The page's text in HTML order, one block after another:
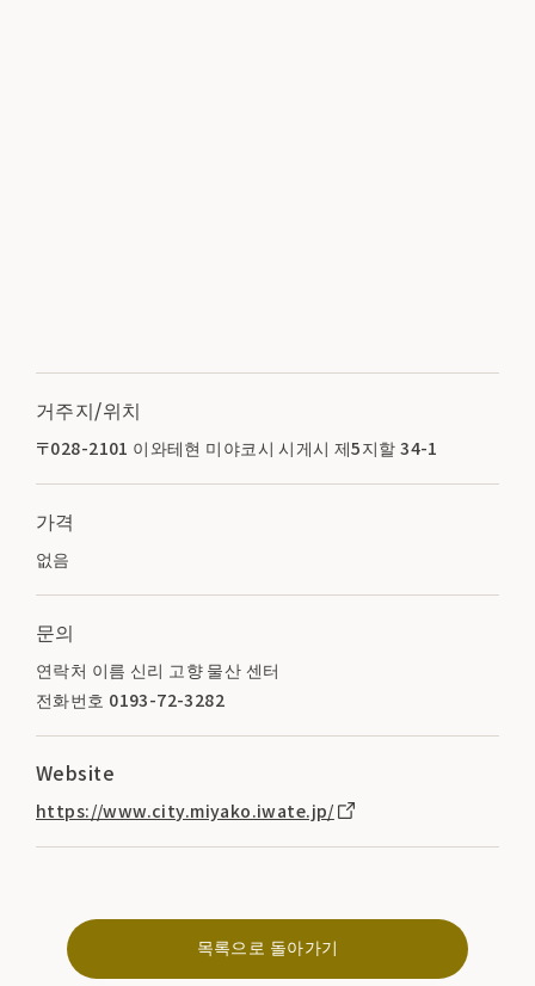
거주지/위치
〒028-2101 이와테현 미야코시 시게시 제5지할 34-1
가격
없음
문의
연락처 이름 신리 고향 물산 센터
전화번호 0193-72-3282
Website
https://www.city.miyako.iwate.jp/
목록으로 돌아가기